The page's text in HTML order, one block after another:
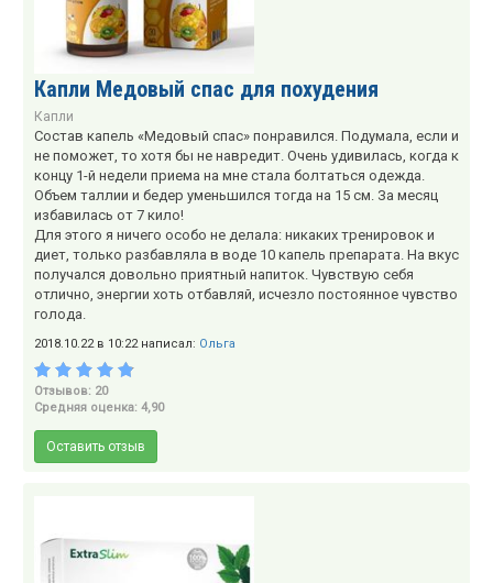
Капли Медовый спас для похудения
Капли
Состав капель «Медовый спас» понравился. Подумала, если и
не поможет, то хотя бы не навредит. Очень удивилась, когда к
концу 1-й недели приема на мне стала болтаться одежда.
Объем таллии и бедер уменьшился тогда на 15 см. За месяц
избавилась от 7 кило!
Для этого я ничего особо не делала: никаких тренировок и
диет, только разбавляла в воде 10 капель препарата. На вкус
получался довольно приятный напиток. Чувствую себя
отлично, энергии хоть отбавляй, исчезло постоянное чувство
голода.
2018.10.22 в 10:22 написал: Ольга
Отзывов: 20
Средняя оценка: 4,90
Оставить отзыв